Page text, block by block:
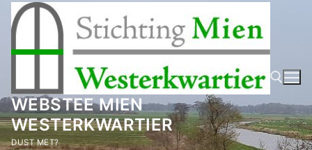
naar
inhoud
WEBSTEE MIEN
WESTERKWARTIER
DUST MET? Zoeken naar: